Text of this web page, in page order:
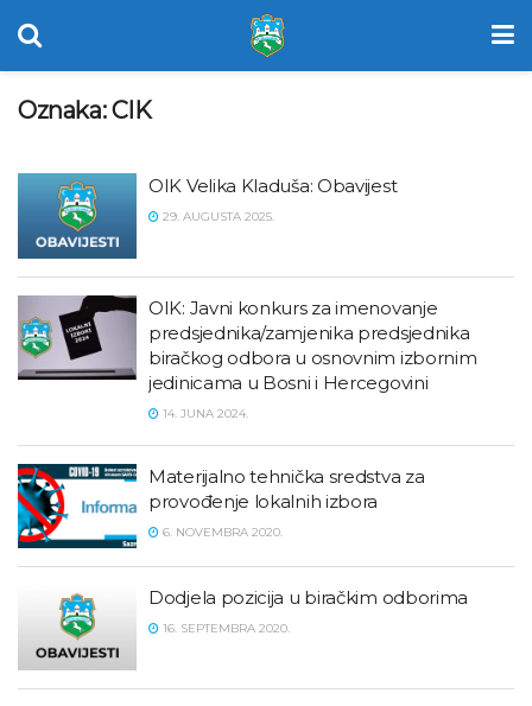
Oznaka:CIK
OIK Velika Kladuša: Obavijest
29. AUGUSTA 2025.
OIK: Javni konkurs za imenovanje
predsjednika/zamjenika predsjednika
biračkog odbora u osnovnim izbornim
jedinicama u Bosni i Hercegovini
14. JUNA 2024.
Materijalno tehnička sredstva za
provođenje lokalnih izbora
6. NOVEMBRA 2020.
Dodjela pozicija u biračkim odborima
16. SEPTEMBRA 2020.